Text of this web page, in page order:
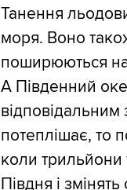
Танення
моря. Воно
поширюються на
А Південний
відповідальним
потеплішає, то
коли трильйони
Півдня і змінять